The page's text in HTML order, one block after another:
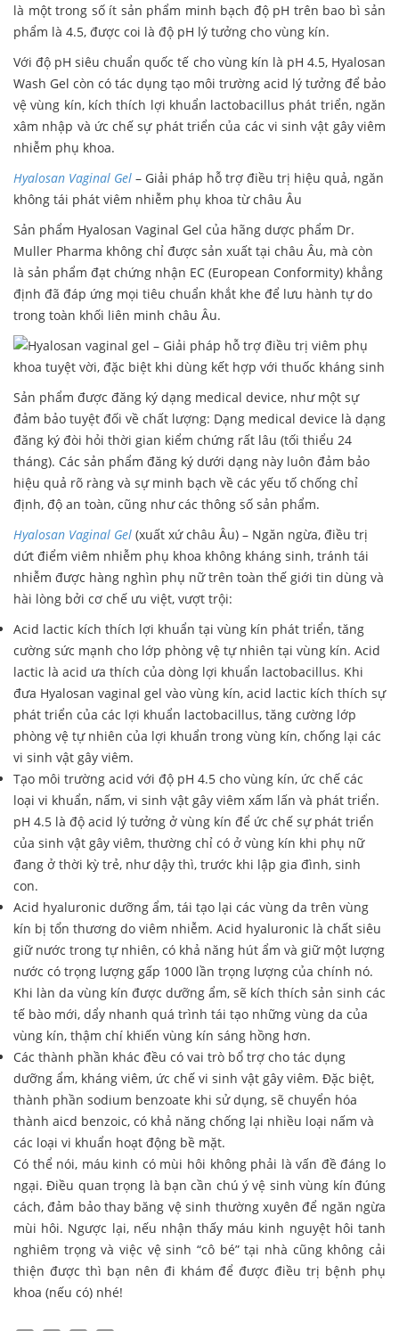
là một trong số ít sản phẩm minh bạch độ pH trên bao bì sản
phẩm là 4.5, được coi là độ pH lý tưởng cho vùng kín.
Với độ pH siêu chuẩn quốc tế cho vùng kín là pH 4.5, Hyalosan
Wash Gel còn có tác dụng tạo môi trường acid lý tưởng để bảo
vệ vùng kín, kích thích lợi khuẩn lactobacillus phát triển, ngăn
xâm nhập và ức chế sự phát triển của các vi sinh vật gây viêm
nhiễm phụ khoa.
Hyalosan Vaginal Gel – Giải pháp hỗ trợ điều trị hiệu quả, ngăn
không tái phát viêm nhiễm phụ khoa từ châu Âu
Sản phẩm Hyalosan Vaginal Gel của hãng dược phẩm Dr.
Muller Pharma không chỉ được sản xuất tại châu Âu, mà còn
là sản phẩm đạt chứng nhận EC (European Conformity) khẳng
định đã đáp ứng mọi tiêu chuẩn khắt khe để lưu hành tự do
trong toàn khối liên minh châu Âu.
Sản phẩm được đăng ký dạng medical device, như một sự
đảm bảo tuyệt đối về chất lượng: Dạng medical device là dạng
đăng ký đòi hỏi thời gian kiểm chứng rất lâu (tối thiểu 24
tháng). Các sản phẩm đăng ký dưới dạng này luôn đảm bảo
hiệu quả rõ ràng và sự minh bạch về các yếu tố chống chỉ
định, độ an toàn, cũng như các thông số sản phẩm.
Hyalosan Vaginal Gel (xuất xứ châu Âu) – Ngăn ngừa, điều trị
dứt điểm viêm nhiễm phụ khoa không kháng sinh, tránh tái
nhiễm được hàng nghìn phụ nữ trên toàn thế giới tin dùng và
hài lòng bởi cơ chế ưu việt, vượt trội:
Acid lactic kích thích lợi khuẩn tại vùng kín phát triển, tăng
cường sức mạnh cho lớp phòng vệ tự nhiên tại vùng kín. Acid
lactic là acid ưa thích của dòng lợi khuẩn lactobacillus. Khi
đưa Hyalosan vaginal gel vào vùng kín, acid lactic kích thích sự
phát triển của các lợi khuẩn lactobacillus, tăng cường lớp
phòng vệ tự nhiên của lợi khuẩn trong vùng kín, chống lại các
vi sinh vật gây viêm.
Tạo môi trường acid với độ pH 4.5 cho vùng kín, ức chế các
loại vi khuẩn, nấm, vi sinh vật gây viêm xấm lấn và phát triển.
pH 4.5 là độ acid lý tưởng ở vùng kín để ức chế sự phát triển
của sinh vật gây viêm, thường chỉ có ở vùng kín khi phụ nữ
đang ở thời kỳ trẻ, như dậy thì, trước khi lập gia đình, sinh
con.
Acid hyaluronic dưỡng ẩm, tái tạo lại các vùng da trên vùng
kín bị tổn thương do viêm nhiễm. Acid hyaluronic là chất siêu
giữ nước trong tự nhiên, có khả năng hút ẩm và giữ một lượng
nước có trọng lượng gấp 1000 lần trọng lượng của chính nó.
Khi làn da vùng kín được dưỡng ẩm, sẽ kích thích sản sinh các
tế bào mới, dẩy nhanh quá trình tái tạo những vùng da của
vùng kín, thậm chí khiến vùng kín sáng hồng hơn.
Các thành phần khác đều có vai trò bổ trợ cho tác dụng
dưỡng ẩm, kháng viêm, ức chế vi sinh vật gây viêm. Đặc biệt,
thành phần sodium benzoate khi sử dụng, sẽ chuyển hóa
thành aicd benzoic, có khả năng chống lại nhiều loại nấm và
các loại vi khuẩn hoạt động bề mặt.
Có thể nói, máu kinh có mùi hôi không phải là vấn đề đáng lo
ngại. Điều quan trọng là bạn cần chú ý vệ sinh vùng kín đúng
cách, đảm bảo thay băng vệ sinh thường xuyên để ngăn ngừa
mùi hôi. Ngược lại, nếu nhận thấy máu kinh nguyệt hôi tanh
nghiêm trọng và việc vệ sinh “cô bé” tại nhà cũng không cải
thiện được thì bạn nên đi khám để được điều trị bệnh phụ
khoa (nếu có) nhé!